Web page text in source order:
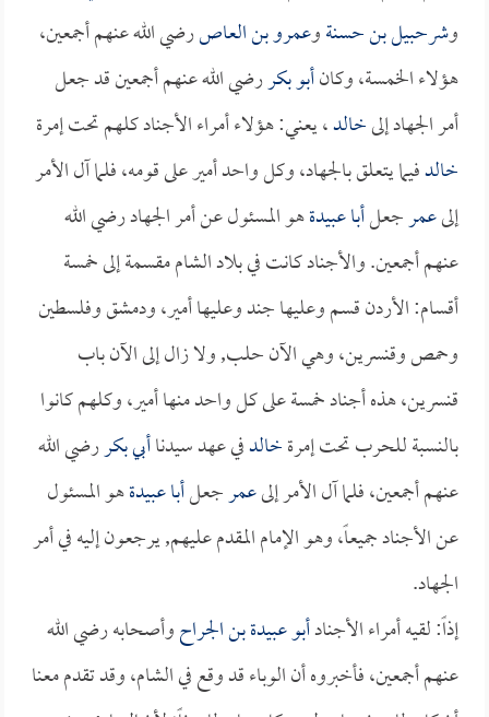
وشرحبيل بن حسنةوعمرو بن العاصرضي الله عنهم أجمعين،
هؤلاء الخمسة، وكانأبو بكررضي الله عنهم أجمعين قد جعل
أمر الجهاد إلىخالد، يعني: هؤلاء أمراء الأجناد كلهم تحت إمرة
خالدفيما يتعلق بالجهاد، وكل واحد أمير على قومه، فلما آل الأمر
إلىعمرجعلأبا عبيدةهو المسئول عن أمر الجهاد رضي الله
عنهم أجمعين. والأجناد كانت في بلاد الشام مقسمة إلى خمسة
أقسام: الأردن قسم وعليها جند وعليها أمير، ودمشق وفلسطين
وحمص وقنسرين، وهي الآن حلب, ولا زال إلى الآن باب
قنسرين، هذه أجناد خمسة على كل واحد منها أمير، وكلهم كانوا
بالنسبة للحرب تحت إمرةخالدفي عهد سيدناأبي بكررضي الله
عنهم أجمعين، فلما آل الأمر إلىعمرجعلأبا عبيدةهو المسئول
عن الأجناد جميعاً، وهو الإمام المقدم عليهم, يرجعون إليه في أمر
الجهاد.
إذاً: لقيه أمراء الأجنادأبو عبيدة بن الجراحوأصحابه رضي الله
عنهم أجمعين، فأخبروه أن الوباء قد وقع في الشام، وقد تقدم معنا